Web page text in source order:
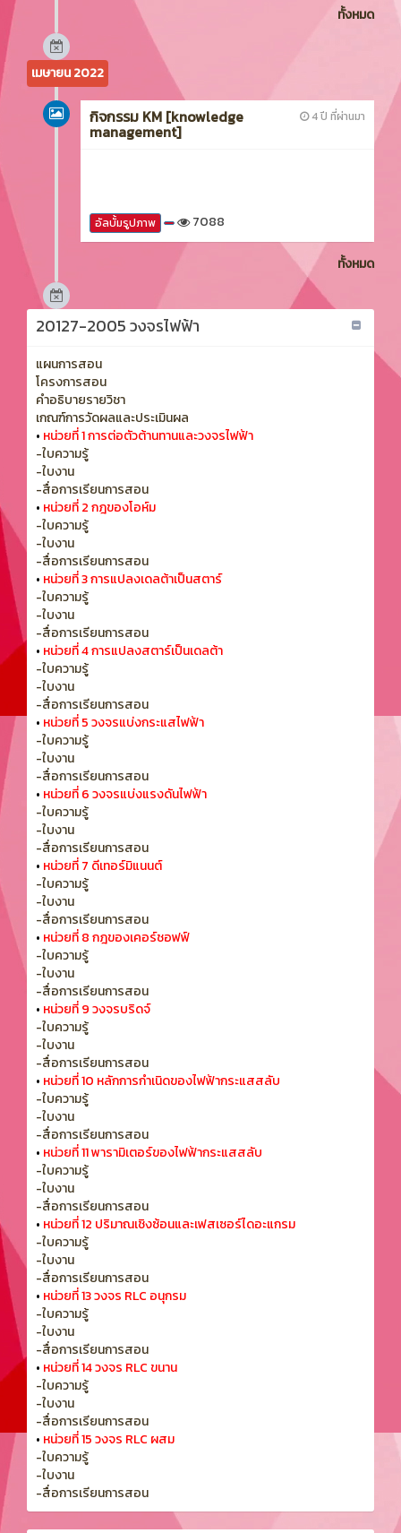
ทั้งหมด
เมษายน 2022
4 ปี ที่ผ่านมา
กิจกรรม KM [knowledge
management]
อัลบั้มรูปภาพ 7088
ทั้งหมด
20127-2005 วงจรไฟฟ้า
แผนการสอน
โครงการสอน
คำอธิบายรายวิชา
เกณฑ์การวัดผลและประเมินผล
• หน่วยที่ 1 การต่อตัวต้านทานและวงจรไฟฟ้า
-ใบความรู้
-ใบงาน
-สื่อการเรียนการสอน
• หน่วยที่ 2 กฎของโอห์ม
-ใบความรู้
-ใบงาน
-สื่อการเรียนการสอน
• หน่วยที่ 3 การแปลงเดลต้าเป็นสตาร์
-ใบความรู้
-ใบงาน
-สื่อการเรียนการสอน
• หน่วยที่ 4 การแปลงสตาร์เป็นเดลต้า
-ใบความรู้
-ใบงาน
-สื่อการเรียนการสอน
• หน่วยที่ 5 วงจรแบ่งกระแสไฟฟ้า
-ใบความรู้
-ใบงาน
-สื่อการเรียนการสอน
• หน่วยที่ 6 วงจรแบ่งแรงดันไฟฟ้า
-ใบความรู้
-ใบงาน
-สื่อการเรียนการสอน
• หน่วยที่ 7 ดีเทอร์มิแนนต์
-ใบความรู้
-ใบงาน
-สื่อการเรียนการสอน
• หน่วยที่ 8 กฎของเคอร์ชอฟฟ์
-ใบความรู้
-ใบงาน
-สื่อการเรียนการสอน
• หน่วยที่ 9 วงจรบริดจ์
-ใบความรู้
-ใบงาน
-สื่อการเรียนการสอน
• หน่วยที่ 10 หลักการกำเนิดของไฟฟ้ากระแสสลับ
-ใบความรู้
-ใบงาน
-สื่อการเรียนการสอน
• หน่วยที่ 11 พารามิเตอร์ของไฟฟ้ากระแสสลับ
-ใบความรู้
-ใบงาน
-สื่อการเรียนการสอน
• หน่วยที่ 12 ปริมาณเชิงซ้อนและเฟสเซอร์ไดอะแกรม
-ใบความรู้
-ใบงาน
-สื่อการเรียนการสอน
• หน่วยที่ 13 วงจร RLC อนุกรม
-ใบความรู้
-ใบงาน
-สื่อการเรียนการสอน
• หน่วยที่ 14 วงจร RLC ขนาน
-ใบความรู้
-ใบงาน
-สื่อการเรียนการสอน
• หน่วยที่ 15 วงจร RLC ผสม
-ใบความรู้
-ใบงาน
-สื่อการเรียนการสอน